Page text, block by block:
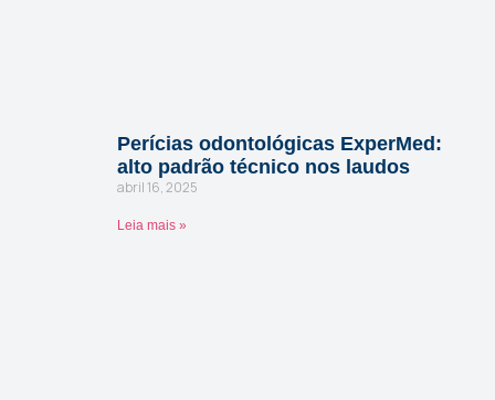
Perícias odontológicas ExperMed:
alto padrão técnico nos laudos
abril 16, 2025
Leia mais »